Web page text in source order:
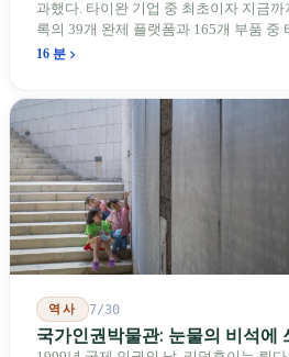
과했다. 타이완 기업 중 최초이자 지금
록의 39개 완제 플랫폼과 165개 부품 중
과하다. 2026년 4월, 미국 양당 소속 상
를 드러낸다: 타이완의 진입이 너무 느
장벽을 낮춰야 한다는 점이다. 타이완에
비행기를 만들어 온 한 회사가 오하이오
계획을 세우고 있다.
16 분
역사 7/30
국가인권박물관: 눈물의 비석에